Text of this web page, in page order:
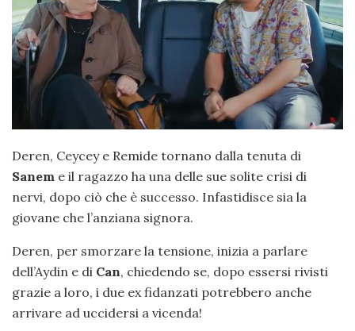
Deren, Ceycey e Remide tornano dalla tenuta di
Sanem e il ragazzo ha una delle sue solite crisi di
nervi, dopo ciò che è successo. Infastidisce sia la
giovane che l’anziana signora.
Deren, per smorzare la tensione, inizia a parlare
dell’Aydin e di Can, chiedendo se, dopo essersi rivisti
grazie a loro, i due ex fidanzati potrebbero anche
arrivare ad uccidersi a vicenda!